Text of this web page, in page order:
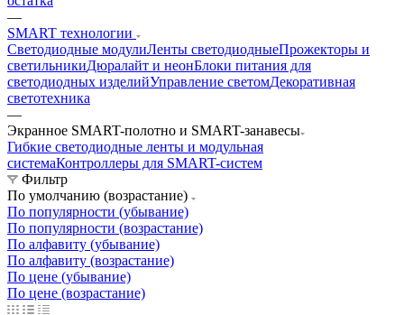
—
SMART технологии
Светодиодные модулиЛенты светодиодныеПрожекторы и
светильникиДюралайт и неонБлоки питания для
светодиодных изделийУправление светомДекоративная
светотехника
—
Экранное SMART-полотно и SMART-занавесы
Гибкие светодиодные ленты и модульная
системаКонтроллеры для SMART-систем
Фильтр
По умолчанию (возрастание)
По популярности (убывание)
По популярности (возрастание)
По алфавиту (убывание)
По алфавиту (возрастание)
По цене (убывание)
По цене (возрастание)